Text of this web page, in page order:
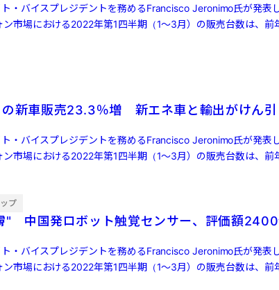
・バイスプレジデントを務めるFrancisco Jeronimo氏が発表
市場における2022年第1四半期（1～3月）の販売台数は、前
新車販売23.3％増 新エネ車と輸出がけん引
・バイスプレジデントを務めるFrancisco Jeronimo氏が発表
ン市場における2022年第1四半期（1～3月）の販売台数は、前
プ
" 中国発ロボット触覚センサー、評価額2400
・バイスプレジデントを務めるFrancisco Jeronimo氏が発表
市場における2022年第1四半期（1～3月）の販売台数は、前